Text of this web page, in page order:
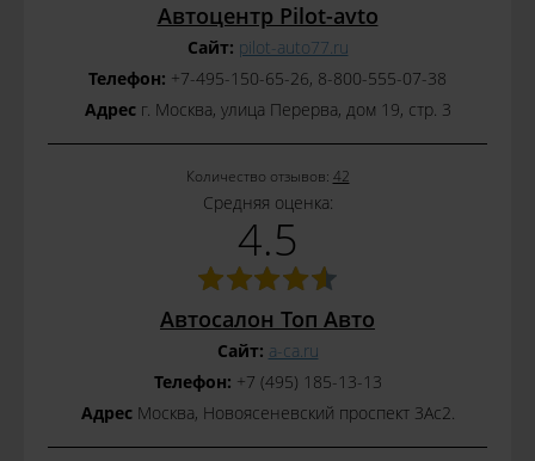
Автоцентр Pilot-avto
Сайт: pilot-auto77.ru
Телефон: +7-495-150-65-26, 8-800-555-07-38
Адресг. Москва, улица Перерва, дом 19, стр. 3
Количество отзывов: 42
Средняя оценка:
4.5
Автосалон Топ Авто
Сайт: a-ca.ru
Телефон: +7 (495) 185-13-13
АдресМосква, Новоясеневский проспект 3Ас2.